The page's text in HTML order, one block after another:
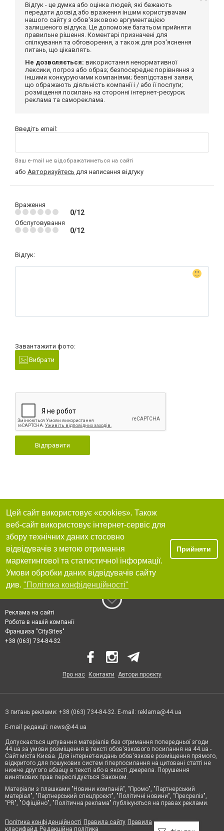
Відгук - це думка або оцінка людей, які бажають
передати досвід або враження іншим користувачам
нашого сайту з обов'язковою аргументацією
залишеного відгука. Це допоможе багатьом прийняти
правильне рішення. Коментарі призначені для
спілкування та обговорення, а також для роз'яснення
питань, що цікавлять.
Не дозволяється: використання ненормативної
лексики, погроз або образ; безпосереднє порівняння з
іншими конкуруючими компаніями; безпідставні заяви,
що ображають діяльність компанії і / або її послуги;
розміщення посилань на сторонні інтернет-ресурси;
реклама та самореклама.
Введіть email:
Ваш e-mail не відображатиметься на сайті
або Авторизуйтесь для написання відгуку
Враження
0/12
Обслуговування
0/12
Відгук:
Завантажити фото:
Вибрати
Відправити
Цей сайт використовує «cookies». Також
веб-сайт використовує інтернет-сервіс для
збору технічних даних стосовно
відвідувачів з метою отримання
маркетингової та статистичної інформації.
Умови обробки даних відвідувачів сайту
див. "Політика конфіденційності"
Прийняти
Реклама на сайті
Робота в нашій компанії
Франшиза "CitySites"
+38 (063) 734-84-32
Про нас Контакти Автори проєкту
З питань реклами: +38 (063) 734-84-32. E-mail: reklama@44.ua
E-mail редакції: news@44.ua
Допускається цитування матеріалів без отримання попередньої згоди
44.ua за умови розміщення в тексті обов'язкового посилання на 44.ua -
Сайт міста Києва. Для інтернет-видань обов'язкове розміщення прямого,
відкритого для пошукових систем гіперпосилання на цитовані статті не
нижче другого абзацу в тексті або в якості джерела. Порушення
виняткових прав переслідується Законом.
Матеріали з плашками "Новини компаній", "Промо", "Партнерський
матеріал", "Партнерський спецпроєкт", "Політичні новини", "Пресреліз",
"PR", "Офіційно", "Політична реклама" публікуються на правах реклами.
Політика конфіденційності Правила сайту Правила
класифайд Редакційна політика